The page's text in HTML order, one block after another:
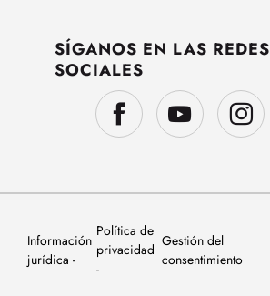
SÍGANOS EN LAS REDES
SOCIALES
Información
jurídica
Política de
privacidad
Gestión del
consentimiento